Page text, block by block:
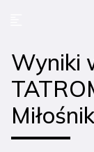
Wyniki